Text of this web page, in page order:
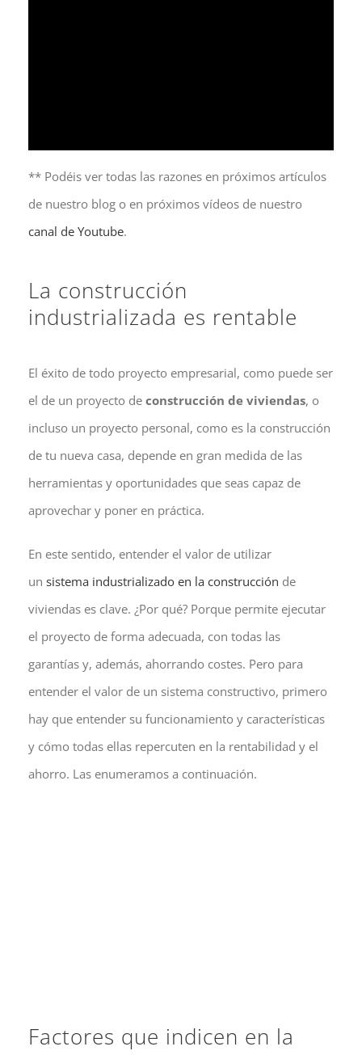
** Podéis ver todas las razones en próximos artículos
de nuestro blog o en próximos vídeos de nuestro
canal de Youtube.
La construcción
industrializada es rentable
El éxito de todo proyecto empresarial, como puede ser
el de un proyecto de construcción de viviendas, o
incluso un proyecto personal, como es la construcción
de tu nueva casa, depende en gran medida de las
herramientas y oportunidades que seas capaz de
aprovechar y poner en práctica.
En este sentido, entender el valor de utilizar
un sistema industrializado en la construcción de
viviendas es clave. ¿Por qué? Porque permite ejecutar
el proyecto de forma adecuada, con todas las
garantías y, además, ahorrando costes. Pero para
entender el valor de un sistema constructivo, primero
hay que entender su funcionamiento y características
y cómo todas ellas repercuten en la rentabilidad y el
ahorro. Las enumeramos a continuación.
Factores que indicen en la